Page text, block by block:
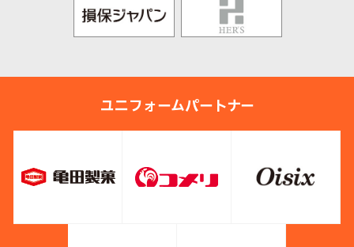
ユニフォームパートナー